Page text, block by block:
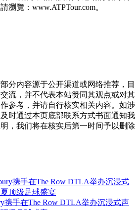
瀏覽：www.ATPTour.com。
分内容源于公开渠道或网络推荐，目
流，并不代表本站赞同其观点或对其
参考，并请自行核实相关内容。如涉
时通过本页底部联系方式书面通知我
，我们将在核实后第一时间予以删除
携手在The Row DTLA举办沉浸式声